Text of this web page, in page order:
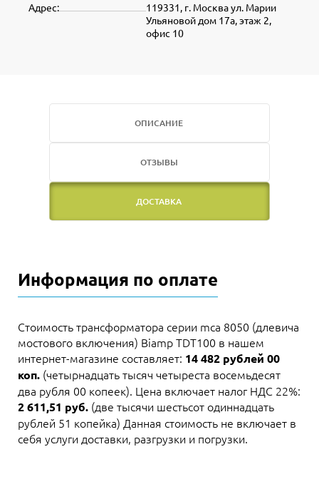
119331, г. Москва ул. Марии
Ульяновой дом 17а, этаж 2,
офис 10
Адрес:
ОПИСАНИЕ
ОТЗЫВЫ
ДОСТАВКА
Информация по оплате
Стоимость трансформатора серии mca 8050 (длевича
мостового включения) Biamp TDT100 в нашем
интернет-магазине составляет: 14 482 рублей 00
коп. (четырнадцать тысяч четыреста восемьдесят
два рубля 00 копеек). Цена включает налог НДС 22%:
2 611,51 руб. (две тысячи шестьсот одиннадцать
рублей 51 копейка) Данная стоимость не включает в
себя услуги доставки, разгрузки и погрузки.